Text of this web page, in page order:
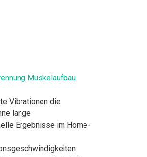
Muskelaufbau
Vibrationen die
lange
Ergebnisse im Home-